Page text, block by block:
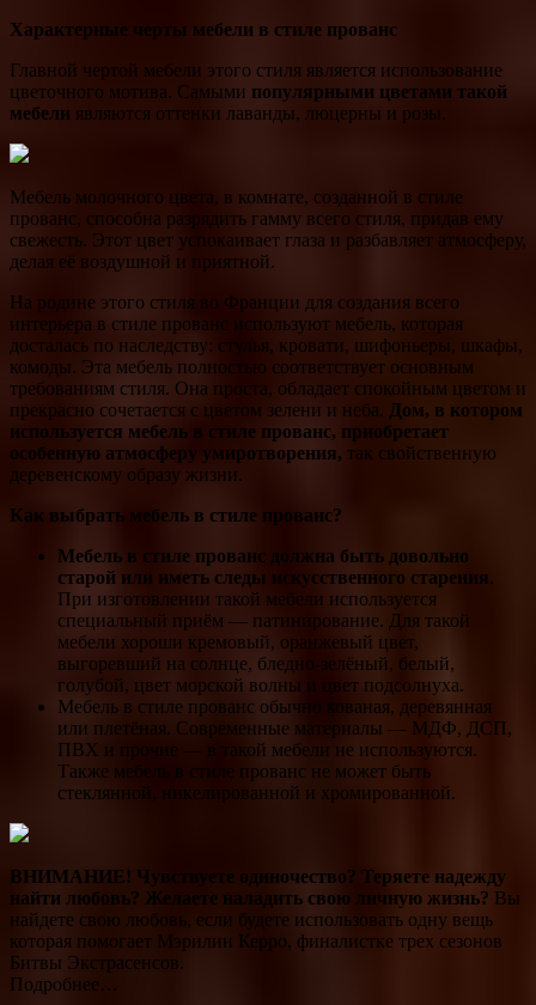
Характерные черты мебели в стиле прованс
Главной чертой мебели этого стиля является использование
цветочного мотива. Самыми популярными цветами такой
мебели являются оттенки лаванды, люцерны и розы.
Мебель молочного цвета, в комнате, созданной в стиле
прованс, способна разрядить гамму всего стиля, придав ему
свежесть. Этот цвет успокаивает глаза и разбавляет атмосферу,
делая её воздушной и приятной.
На родине этого стиля во Франции для создания всего
интерьера в стиле прованс используют мебель, которая
досталась по наследству: стулья, кровати, шифоньеры, шкафы,
комоды. Эта мебель полностью соответствует основным
требованиям стиля. Она проста, обладает спокойным цветом и
прекрасно сочетается с цветом зелени и неба. Дом, в котором
используется мебель в стиле прованс, приобретает
особенную атмосферу умиротворения, так свойственную
деревенскому образу жизни.
Как выбрать мебель в стиле прованс?
Мебель в стиле прованс должна быть довольно
старой или иметь следы искусственного старения.
При изготовлении такой мебели используется
специальный приём — патинирование. Для такой
мебели хороши кремовый, оранжевый цвет,
выгоревший на солнце, бледно-зелёный, белый,
голубой, цвет морской волны и цвет подсолнуха.
Мебель в стиле прованс обычно кованая, деревянная
или плетёная. Современные материалы — МДФ, ДСП,
ПВХ и прочие — в такой мебели не используются.
Также мебель в стиле прованс не может быть
стеклянной, никелированной и хромированной.
ВНИМАНИЕ! Чувствуете одиночество? Теряете надежду
найти любовь? Желаете наладить свою личную жизнь? Вы
найдете свою любовь, если будете использовать одну вещь
которая помогает Мэрилин Керро, финалистке трех сезонов
Битвы Экстрасенсов.
Подробнее…